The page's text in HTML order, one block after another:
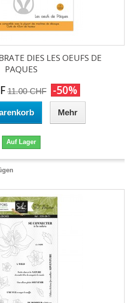
DIES LES OEUFS DE
PAQUES
11.00 CHF -50%
Mehr
Auf Lager